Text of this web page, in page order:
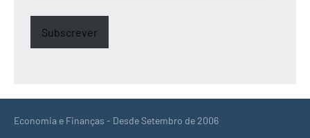
Subscrever
Economia e Finanças - Desde Setembro de 2006